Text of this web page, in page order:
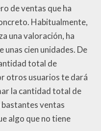
de ventas que ha
Habitualmente,
una valoración, ha
cien unidades. De
total de
otros usuarios te dará
la cantidad total de
ventas
algo que no tiene